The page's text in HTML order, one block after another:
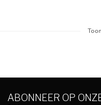
Toon
ABONNEER OP